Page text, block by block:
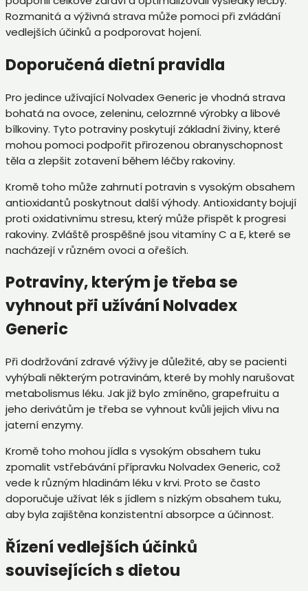
Rozmanitá a výživná strava může pomoci při zvládání
vedlejších účinků a podporovat hojení.
Doporučená dietní pravidla
Pro jedince užívající Nolvadex Generic je vhodná strava
bohatá na ovoce, zeleninu, celozrnné výrobky a libové
bílkoviny. Tyto potraviny poskytují základní živiny, které
mohou pomoci podpořit přirozenou obranyschopnost
těla a zlepšit zotavení během léčby rakoviny.
Kromě toho může zahrnutí potravin s vysokým obsahem
antioxidantů poskytnout další výhody. Antioxidanty bojují
proti oxidativnímu stresu, který může přispět k progresi
rakoviny. Zvláště prospěšné jsou vitamíny C a E, které se
nacházejí v různém ovoci a ořeších.
Potraviny, kterým je třeba se
vyhnout při užívání Nolvadex
Generic
Při dodržování zdravé výživy je důležité, aby se pacienti
vyhýbali některým potravinám, které by mohly narušovat
metabolismus léku. Jak již bylo zmíněno, grapefruitu a
jeho derivátům je třeba se vyhnout kvůli jejich vlivu na
jaterní enzymy.
Kromě toho mohou jídla s vysokým obsahem tuku
zpomalit vstřebávání přípravku Nolvadex Generic, což
vede k různým hladinám léku v krvi. Proto se často
doporučuje užívat lék s jídlem s nízkým obsahem tuku,
aby byla zajištěna konzistentní absorpce a účinnost.
Řízení vedlejších účinků
souvisejících s dietou